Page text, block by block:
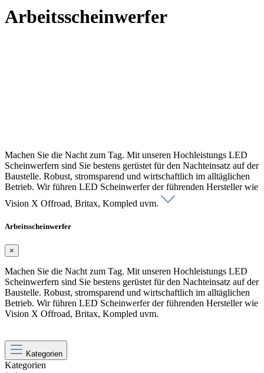
Arbeitsscheinwerfer
Machen Sie die Nacht zum Tag. Mit unseren Hochleistungs LED
Scheinwerfern sind Sie bestens gerüstet für den Nachteinsatz auf der
Baustelle. Robust, stromsparend und wirtschaftlich im alltäglichen
Betrieb. Wir führen LED Scheinwerfer der führenden Hersteller wie
Vision X Offroad, Britax, Kompled uvm.
Arbeitsscheinwerfer
×
Machen Sie die Nacht zum Tag. Mit unseren Hochleistungs LED
Scheinwerfern sind Sie bestens gerüstet für den Nachteinsatz auf der
Baustelle. Robust, stromsparend und wirtschaftlich im alltäglichen
Betrieb. Wir führen LED Scheinwerfer der führenden Hersteller wie
Vision X Offroad, Britax, Kompled uvm.
Kategorien
Kategorien